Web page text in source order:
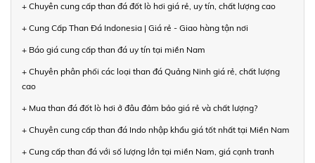
+ Chuyên cung cấp than đá đốt lò hơi giá rẻ, uy tín, chất lượng cao
+ Cung Cấp Than Đá Indonesia | Giá rẻ - Giao hàng tận nơi
+ Báo giá cung cấp than đá uy tín tại miền Nam
+ Chuyên phân phối các loại than đá Quảng Ninh giá rẻ, chất lượng
cao
+ Mua than đá đốt lò hơi ở đâu đảm bảo giá rẻ và chất lượng?
+ Chuyên cung cấp than đá Indo nhập khẩu giá tốt nhất tại Miền Nam
+ Cung cấp than đá với số lượng lớn tại miền Nam, giá cạnh tranh